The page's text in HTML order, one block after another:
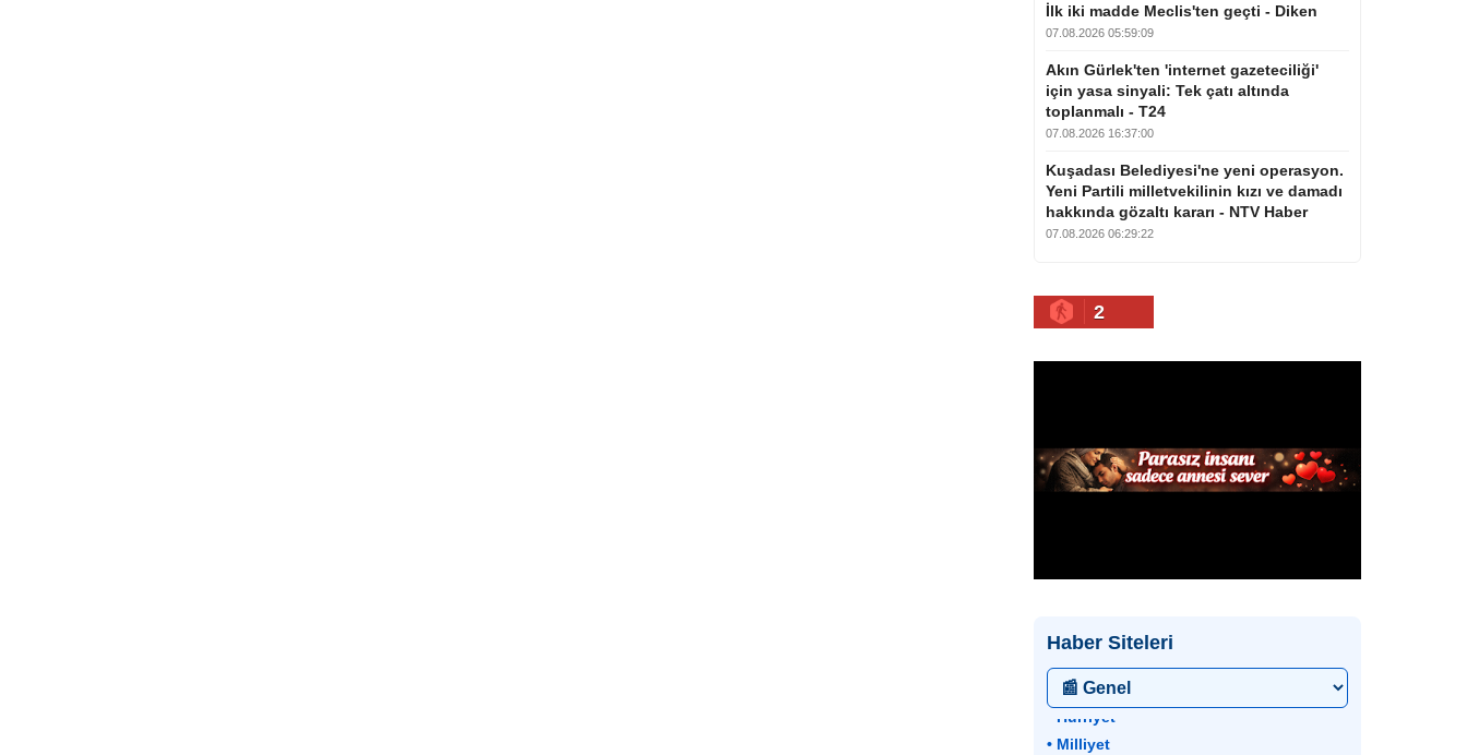
İlk iki madde Meclis'ten geçti - Diken
07.08.2026 05:59:09
Akın Gürlek'ten 'internet gazeteciliği'
için yasa sinyali: Tek çatı altında
toplanmalı - T24
07.08.2026 16:37:00
Kuşadası Belediyesi'ne yeni operasyon.
Yeni Partili milletvekilinin kızı ve damadı
hakkında gözaltı kararı - NTV Haber
07.08.2026 06:29:22
2
Haber Siteleri
• Hürriyet
• Milliyet